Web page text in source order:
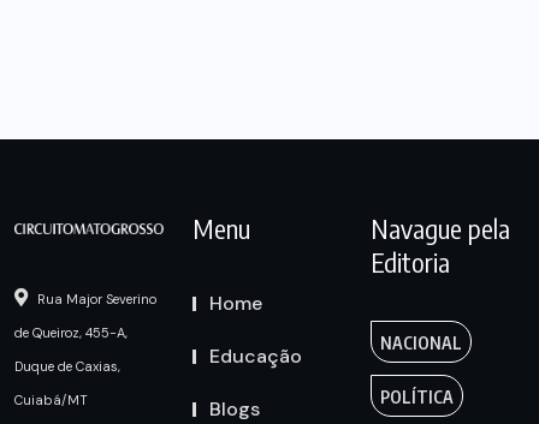
Rua Major Severino
de Queiroz, 455-A,
Duque de Caxias,
Cuiabá/MT
Menu
Home
Educação
Blogs
Navague pela
Editoria
NACIONAL
POLÍTICA